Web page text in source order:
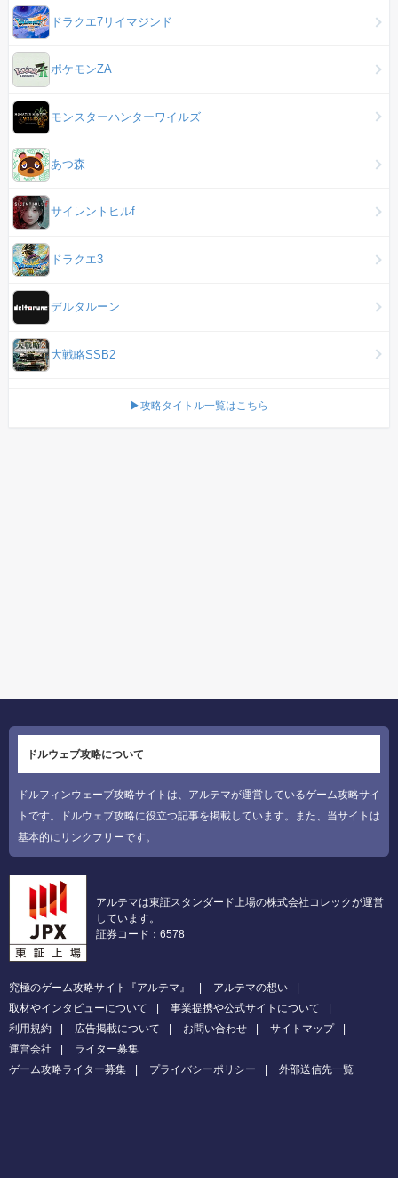
ドラクエ7リイマジンド
ポケモンZA
モンスターハンターワイルズ
あつ森
サイレントヒルf
ドラクエ3
デルタルーン
大戦略SSB2
▶攻略タイトル一覧はこちら
ドルウェブ攻略について
ドルフィンウェーブ攻略サイトは、アルテマが運営しているゲーム攻略サイ
トです。ドルウェブ攻略に役立つ記事を掲載しています。また、当サイトは
基本的にリンクフリーです。
アルテマは東証スタンダード上場の株式会社コレックが運営
しています。
証券コード：6578
究極のゲーム攻略サイト『アルテマ』
アルテマの想い
取材やインタビューについて
事業提携や公式サイトについて
利用規約
広告掲載について お問い合わせ
サイトマップ
運営会社
ライター募集
ゲーム攻略ライター募集
プライバシーポリシー 外部送信先一覧